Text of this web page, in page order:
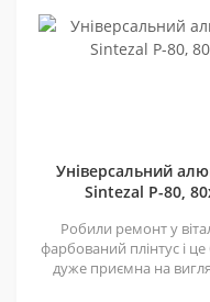
Універсальний
Sintezal P-80,
Робили ремонт у
фарбований плінтус і
дуже приємна на